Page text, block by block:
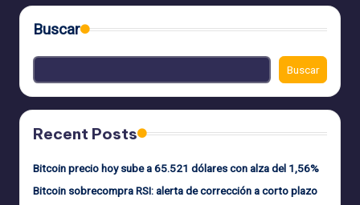
Buscar
Buscar
Recent Posts
Bitcoin precio hoy sube a 65.521 dólares con alza del 1,56%
Bitcoin sobrecompra RSI: alerta de corrección a corto plazo